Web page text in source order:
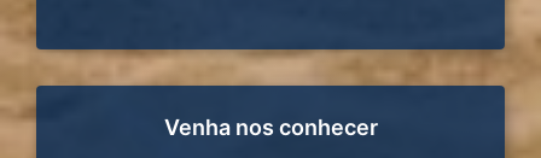
Venha nos conhecer